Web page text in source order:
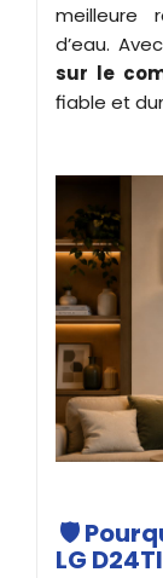
meilleure
d’eau.
sur le
fiable et
🛡️
LG